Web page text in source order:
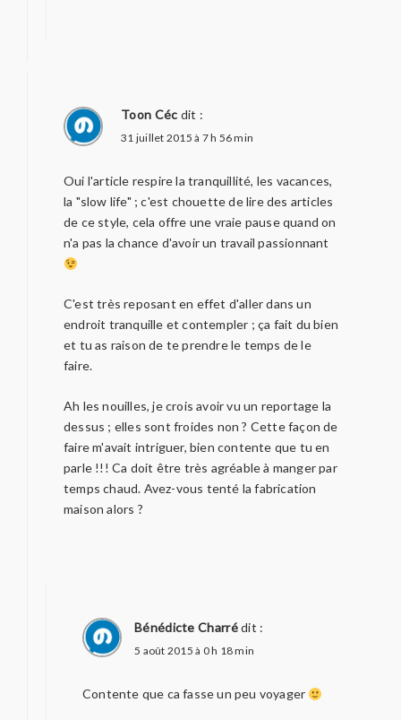
Toon Céc dit :
31 juillet 2015 à 7 h 56 min
Oui l'article respire la tranquillité, les vacances,
la "slow life" ; c'est chouette de lire des articles
de ce style, cela offre une vraie pause quand on
n'a pas la chance d'avoir un travail passionnant
C'est très reposant en effet d'aller dans un
endroit tranquille et contempler ; ça fait du bien
et tu as raison de te prendre le temps de le
faire.
Ah les nouilles, je crois avoir vu un reportage la
dessus ; elles sont froides non ? Cette façon de
faire m'avait intriguer, bien contente que tu en
parle !!! Ca doit être très agréable à manger par
temps chaud. Avez-vous tenté la fabrication
maison alors ?
Bénédicte Charrédit :
5 août 2015 à 0 h 18 min
Contente que ca fasse un peu voyager